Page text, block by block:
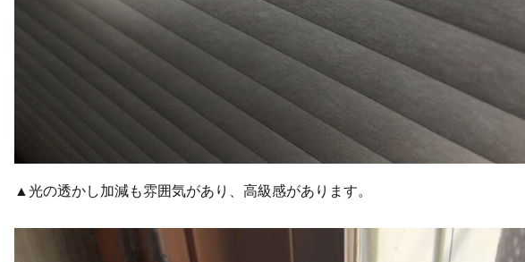
▲光の透かし加減も雰囲気があり、高級感があります。